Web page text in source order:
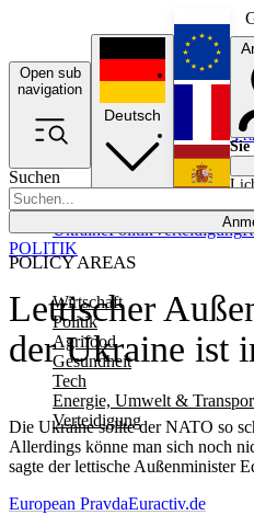
Open sub
navigation
Suchen
POLICY AREAS
Wirtschaft
Politik
Agrifood
Gesundheit
Tech
Energie, Umwelt &
Verteidigung
UkrainePolitikVerteidigung
Deutsch
Sie
Lettischer
der Ukraine ist
Die Ukraine sollte der NATO so
Allerdings könne man sich noch
sagte der lettische Außenminister
POLITIK
European PravdaEuractiv.de